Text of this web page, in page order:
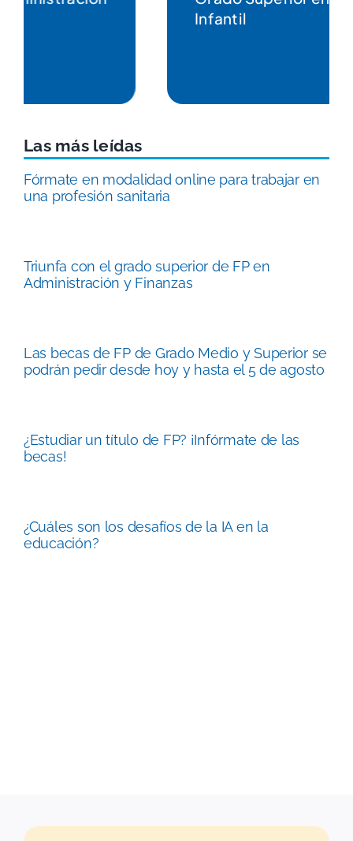
Las más leídas
Fórmate en modalidad online para trabajar en
una profesión sanitaria
Triunfa con el grado superior de FP en
Administración y Finanzas
Las becas de FP de Grado Medio y Superior se
podrán pedir desde hoy y hasta el 5 de agosto
¿Estudiar un título de FP? ¡Infórmate de las
becas!
¿Cuáles son los desafíos de la IA en la
educación?